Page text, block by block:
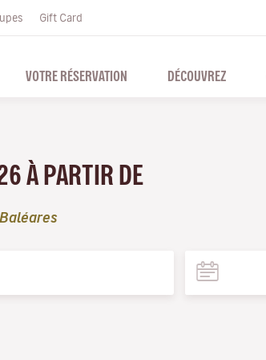
Gift Card
VOTRE RÉSERVATION DÉCOUVREZ
À PARTIR DE